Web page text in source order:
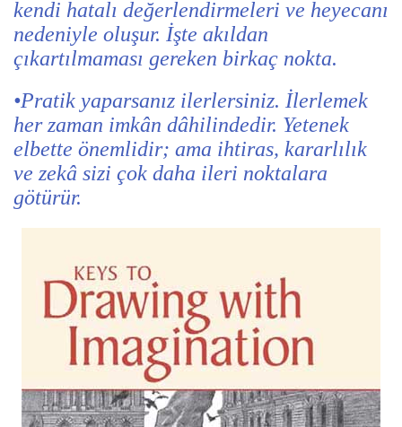
kendi hatalı değerlendirmeleri ve heyecanı
nedeniyle oluşur. İşte akıldan
çıkartılmaması gereken birkaç nokta.
•Pratik yaparsanız ilerlersiniz. İlerlemek
her zaman imkân dâhilindedir. Yetenek
elbette önemlidir; ama ihtiras, kararlılık
ve zekâ sizi çok daha ileri noktalara
götürür.